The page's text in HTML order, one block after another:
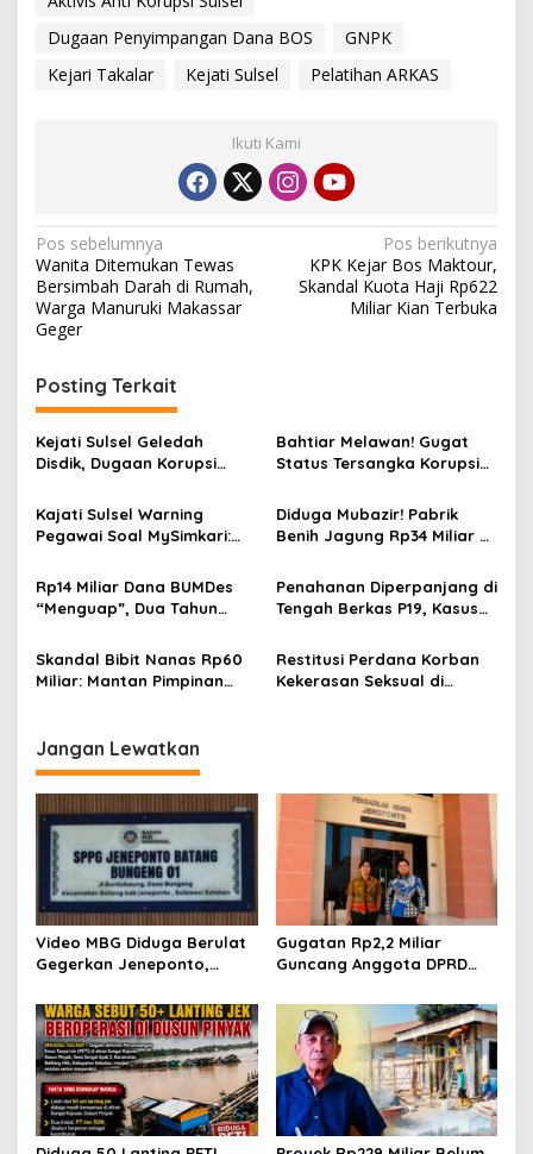
Dugaan Penyimpangan Dana BOS
GNPK
Kejari Takalar
Kejati Sulsel Pelatihan ARKAS
Ikuti Kami
N
a
v
g
a
s
p
o
s
Pos sebelumnya
Wanita Ditemukan Tewas
Bersimbah Darah di Rumah,
Warga Manuruki Makassar
Geger
Pos berikutnya
KPK Kejar Bos Maktour,
Skandal Kuota Haji Rp622
Miliar Kian Terbuka
Posting Terkait
Kejati Sulsel Geledah
Disdik, Dugaan Korupsi
Miliar Kian Terkuak
Bahtiar Melawan! Gugat
Status Tersangka Korupsi
Sulsel Tak Gentar
Kajati Sulsel Warning
Pegawai Soal MySimkari:
Diduga Mubazir! Pabrik
Benih Jagung Rp34 Miliar di
Rp14 Miliar Dana BUMDes
“Menguap”, Dua Tahun
yang Ditutup-tutupi
Penahanan Diperpanjang di
Tengah Berkas P19, Kasus
Kepercayaan Publik
Skandal Bibit Nanas Rp60
Miliar: Mantan Pimpinan
Menggurita
Restitusi Perdana Korban
Kekerasan Seksual di
Jangan Lewatkan
Video MBG Diduga Berulat
Gegerkan Jeneponto,
Suara
Gugatan Rp2,2 Miliar
Guncang Anggota DPRD
Sidang Masuk Pembuktian